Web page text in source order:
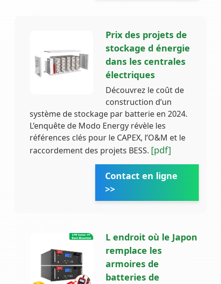
Prix des projets de
stockage d énergie
dans les centrales
électriques
Découvrez le coût de
construction d’un
système de stockage par batterie en 2024.
L’enquête de Modo Energy révèle les
références clés pour le CAPEX, l’O&M et le
raccordement des projets BESS. [pdf]
Contact en ligne
>>
L endroit où le Japon
remplace les
armoires de
batteries de